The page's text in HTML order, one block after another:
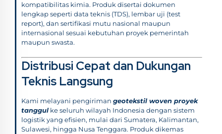
kompatibilitas kimia. Produk disertai dokumen
lengkap seperti data teknis (TDS), lembar uji (test
report), dan sertifikasi mutu nasional maupun
internasional sesuai kebutuhan proyek pemerintah
maupun swasta.
Distribusi Cepat dan Dukungan
Teknis Langsung
Kami melayani pengiriman geotekstil woven proyek
tanggul ke seluruh wilayah Indonesia dengan sistem
logistik yang efisien, mulai dari Sumatera, Kalimantan,
Sulawesi, hingga Nusa Tenggara. Produk dikemas